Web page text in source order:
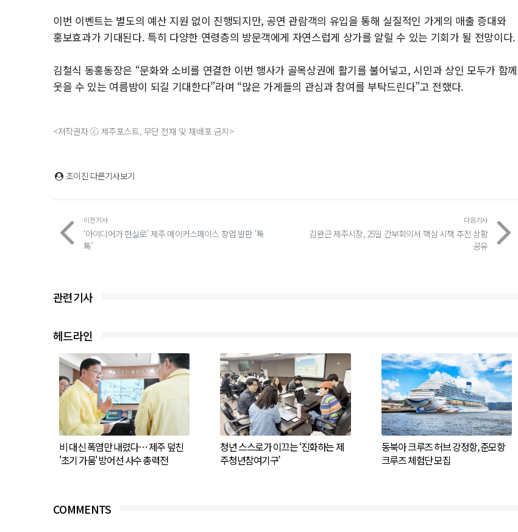
이번 이벤트는 별도의 예산 지원 없이 진행되지만, 공연 관람객의 유입을 통해 실질적인 가게의 매출 증대와
홍보효과가 기대된다. 특히 다양한 연령층의 방문객에게 자연스럽게 상가를 알릴 수 있는 기회가 될 전망이다.
김철식 동홍동장은 “문화와 소비를 연결한 이번 행사가 골목상권에 활기를 불어넣고, 시민과 상인 모두가 함께
웃을 수 있는 여름밤이 되길 기대한다”라며 “많은 가게들의 관심과 참여를 부탁드린다”고 전했다.
<저작권자 ⓒ 제주포스트, 무단 전재 및 재배포 금지>
조이진 다른기사보기
이전기사
‘아이디어가 현실로’ 제주 메이커스페이스 창업 발판 ‘톡
톡’
다음기사
김완근 제주시장, 25일 간부회의서 핵심 시책 추진 상황
공유
관련기사
헤드라인
비 대신 폭염만 내렸다… 제주 덮친
'초기 가뭄' 방어선 사수 총력전
청년 스스로가 이끄는 ‘진화하는 제
주청년참여기구’
동북아 크루즈 허브 강정항, 준모항
크루즈 체험단 모집
COMMENTS